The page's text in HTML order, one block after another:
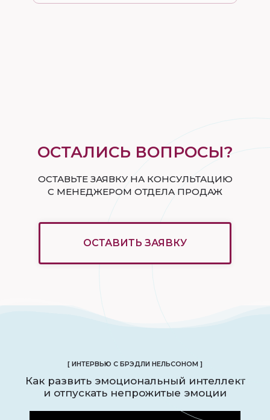
ОСТАЛИСЬ ВОПРОСЫ?
ОСТАВЬТЕ ЗАЯВКУ НА КОНСУЛЬТАЦИЮ
С МЕНЕДЖЕРОМ ОТДЕЛА ПРОДАЖ
ОСТАВИТЬ ЗАЯВКУ
Как развить эмоциональный интеллект
и отпускать непрожитые эмоции
[ ИНТЕРВЬЮ С БРЭДЛИ НЕЛЬСОНОМ ]